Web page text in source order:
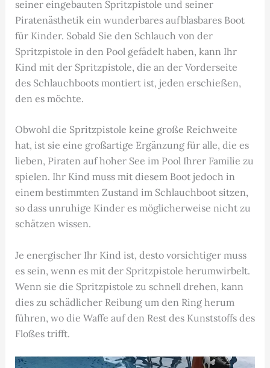
seiner eingebauten Spritzpistole und seiner
Piratenästhetik ein wunderbares aufblasbares Boot
für Kinder. Sobald Sie den Schlauch von der
Spritzpistole in den Pool gefädelt haben, kann Ihr
Kind mit der Spritzpistole, die an der Vorderseite
des Schlauchboots montiert ist, jeden erschießen,
den es möchte.
Obwohl die Spritzpistole keine große Reichweite
hat, ist sie eine großartige Ergänzung für alle, die es
lieben, Piraten auf hoher See im Pool Ihrer Familie zu
spielen. Ihr Kind muss mit diesem Boot jedoch in
einem bestimmten Zustand im Schlauchboot sitzen,
so dass unruhige Kinder es möglicherweise nicht zu
schätzen wissen.
Je energischer Ihr Kind ist, desto vorsichtiger muss
es sein, wenn es mit der Spritzpistole herumwirbelt.
Wenn sie die Spritzpistole zu schnell drehen, kann
dies zu schädlicher Reibung um den Ring herum
führen, wo die Waffe auf den Rest des Kunststoffs des
Floßes trifft.